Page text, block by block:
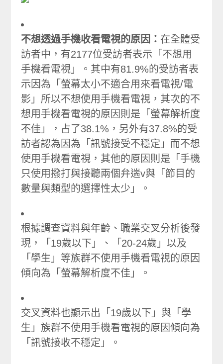
不想透過手機收看電視的原因： 在全體受
訪者中，有2177位受訪者表示「不想用
手機看電視」。其中有81.9%的受訪者表
示因為「螢幕太小不適合用來看電視/電
影」所以不想使用手機看電視，其次的不
想用手機看電視的原因則是「螢幕解析度
不佳」，占了38.1%，另外有37.8%的受
訪者認為因為「訊號接受不穩定」而不想
使用手機看電視，其他的原因則是「手機
只使用撥打與接聽兩個弁遄v與「節目的
數量與類型的選擇性太少」。
根據調查資料與年齡、職業交叉分析後發
現，「19歲以下」、「20-24歲」以及
「學生」等族群不使用手機看電視的原因
傾向為「螢幕解析度不佳」。
交叉資料也顯示出「19歲以下」與「學
生」族群不使用手機看電視的原因傾向為
「訊號接收不穩定」。